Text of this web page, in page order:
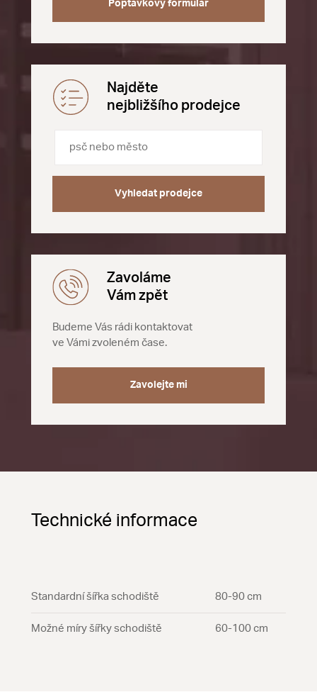
Poptávkový formulář
Najděte
nejbližšího prodejce
Vyhledat prodejce
Zavoláme
Vám zpět
Budeme Vás rádi kontaktovat
ve Vámi zvoleném čase.
Zavolejte mi
Technické informace
Standardní šířka schodiště 80-90 cm
Možné míry šířky schodiště 60-100 cm